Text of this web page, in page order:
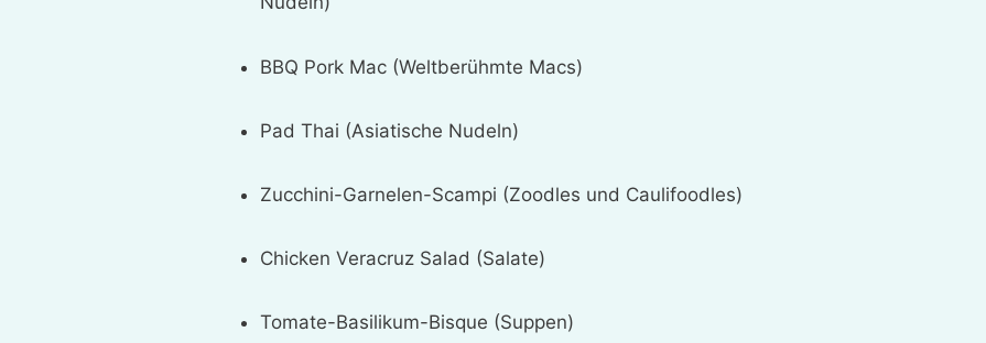
BBQ Pork Mac (Weltberühmte Macs)
Pad Thai (Asiatische Nudeln)
Zucchini-Garnelen-Scampi (Zoodles und Caulifoodles)
Chicken Veracruz Salad (Salate)
Tomate-Basilikum-Bisque (Suppen)